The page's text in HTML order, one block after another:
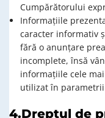
Cumpărătorului
Informațiile
caracter informativ
fără o anunțare
incomplete, însă
informațiile cele
utilizat în
4.Dreptul de